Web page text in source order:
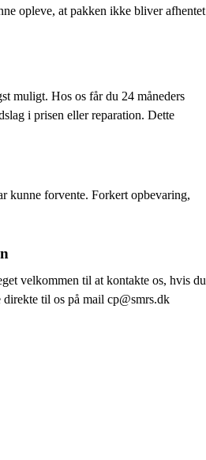
opleve, at pakken ikke bliver afhentet
muligt. Hos os får du 24 måneders
i prisen eller reparation. Dette
kunne forvente. Forkert opbevaring,
velkommen til at kontakte os, hvis du
til os på mail cp@smrs.dk